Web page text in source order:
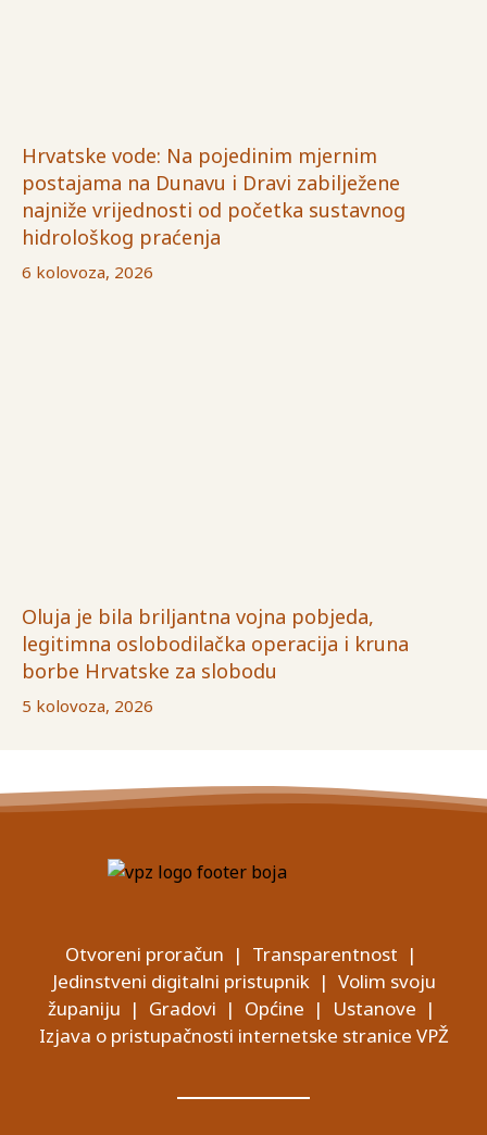
Hrvatske vode: Na pojedinim mjernim
postajama na Dunavu i Dravi zabilježene
najniže vrijednosti od početka sustavnog
hidrološkog praćenja
6 kolovoza, 2026
Oluja je bila briljantna vojna pobjeda,
legitimna oslobodilačka operacija i kruna
borbe Hrvatske za slobodu
5 kolovoza, 2026
Otvoreni proračun | Transparentnost |
Jedinstveni digitalni pristupnik| Volim svoju
županiju | Gradovi | Općine | Ustanove |
Izjava o pristupačnosti internetske stranice VPŽ